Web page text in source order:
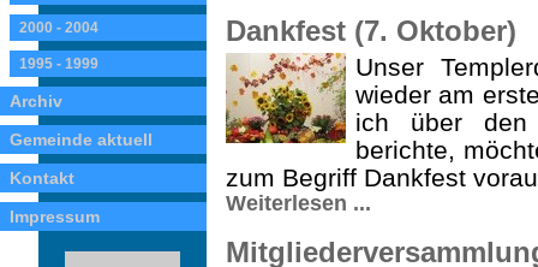
2000 - 2004
1995 - 1999
Archiv
Gemeinde aktuell
Kontakt
Impressum
Dankfest (7. Oktober)
Unser
wieder am
ich über den
berichte,
zum Begriff Dankfest
Weiterlesen ...